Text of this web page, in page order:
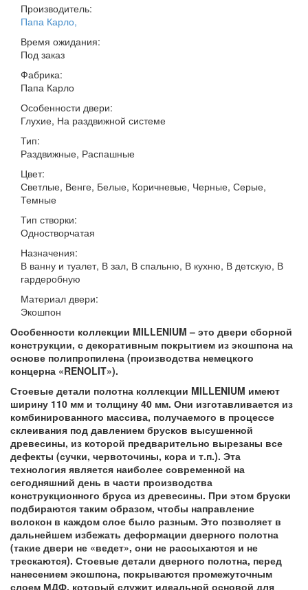
Производитель:
Папа Карло,
Время ожидания:
Под заказ
Фабрика:
Папа Карло
Особенности двери:
Глухие, На раздвижной системе
Тип:
Раздвижные, Распашные
Цвет:
Светлые, Венге, Белые, Коричневые, Черные, Серые,
Темные
Тип створки:
Одностворчатая
Назначения:
В ванну и туалет, В зал, В спальню, В кухню, В детскую, В
гардеробную
Материал двери:
Экошпон
Особенности коллекции MILLENIUM – это двери сборной
конструкции, с декоративным покрытием из экошпона на
основе полипропилена (производства немецкого
концерна «RENOLIT»).
Стоевые детали полотна коллекции MILLENIUM имеют
ширину 110 мм и толщину 40 мм. Они изготавливается из
комбинированного массива, получаемого в процессе
склеивания под давлением брусков высушенной
древесины, из которой предварительно вырезаны все
дефекты (сучки, червоточины, кора и т.п.). Эта
технология является наиболее современной на
сегодняшний день в части производства
конструкционного бруса из древесины. При этом бруски
подбираются таким образом, чтобы направление
волокон в каждом слое было разным. Это позволяет в
дальнейшем избежать деформации дверного полотна
(такие двери не «ведет», они не рассыхаются и не
трескаются). Стоевые детали дверного полотна, перед
нанесением экошпона, покрываются промежуточным
слоем МДФ, который служит идеальной основой для